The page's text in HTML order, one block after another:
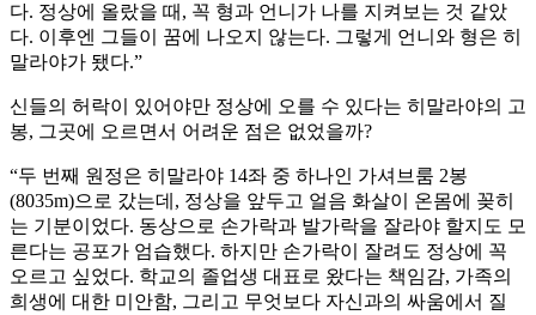
다. 정상에 올랐을 때, 꼭 형과 언니가 나를 지켜보는 것 같았
다. 이후엔 그들이 꿈에 나오지 않는다. 그렇게 언니와 형은 히
말라야가 됐다.”
신들의 허락이 있어야만 정상에 오를 수 있다는 히말라야의 고
봉, 그곳에 오르면서 어려운 점은 없었을까?
“두 번째 원정은 히말라야 14좌 중 하나인 가셔브룸 2봉
(8035m)으로 갔는데, 정상을 앞두고 얼음 화살이 온몸에 꽂히
는 기분이었다. 동상으로 손가락과 발가락을 잘라야 할지도 모
른다는 공포가 엄습했다. 하지만 손가락이 잘려도 정상에 꼭
오르고 싶었다. 학교의 졸업생 대표로 왔다는 책임감, 가족의
희생에 대한 미안함, 그리고 무엇보다 자신과의 싸움에서 질